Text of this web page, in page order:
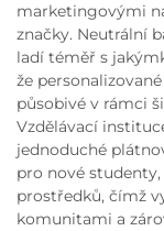
marketingovými
značky. Neutrální
ladí téměř s
že
působivé v rámci
Vzdělávací
jednoduché
pro nové
prostředků, čímž
komunitami a